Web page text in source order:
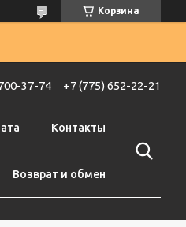
Корзина
37-74 +7 (775) 652-22-21
Контакты
Возврат и обмен